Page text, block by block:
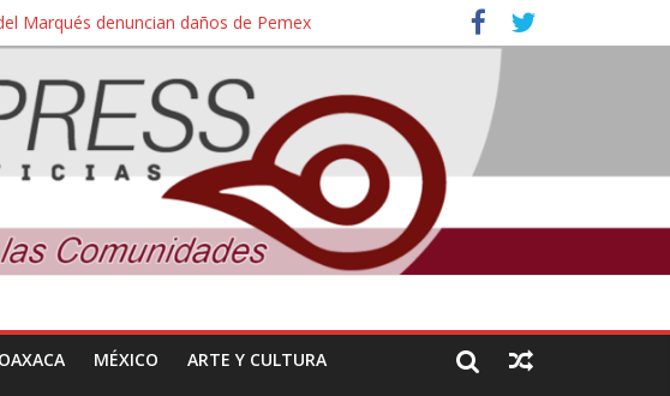
Marqués denuncian daños de Pemex
tras amparo
autores materiales e intelectuales de su asesinato
eólico
OAXACA MÉXICO ARTE Y CULTURA